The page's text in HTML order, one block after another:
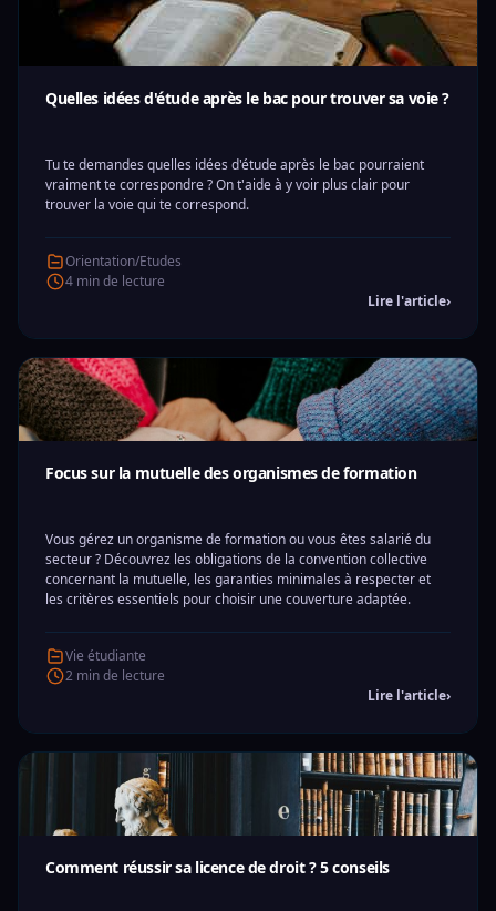
Quelles idées d'étude après le bac pour trouver sa voie ?
Tu te demandes quelles idées d'étude après le bac pourraient
vraiment te correspondre ? On t'aide à y voir plus clair pour
trouver la voie qui te correspond.
Orientation/Etudes
4 min de lecture
Lire l'article›
Focus sur la mutuelle des organismes de formation
Vous gérez un organisme de formation ou vous êtes salarié du
secteur ? Découvrez les obligations de la convention collective
concernant la mutuelle, les garanties minimales à respecter et
les critères essentiels pour choisir une couverture adaptée.
Vie étudiante
2 min de lecture
Lire l'article›
Comment réussir sa licence de droit ? 5 conseils